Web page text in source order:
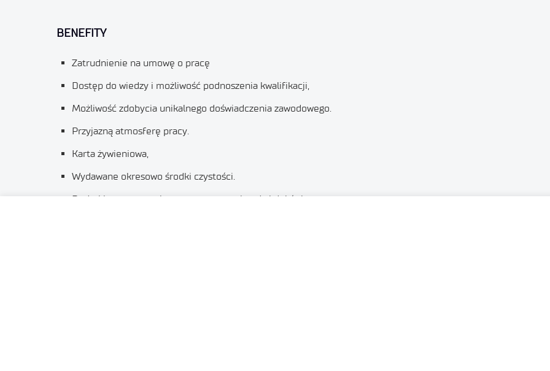
BENEFITY
Zatrudnienie na umowę o pracę
Dostęp do wiedzy i możliwość podnoszenia kwalifikacji,
Możliwość zdobycia unikalnego doświadczenia zawodowego.
Przyjazną atmosferę pracy.
Karta żywieniowa,
Wydawane okresowo środki czystości.
Dodatki za pracę zmianową oraz w weekendy i dni świąteczne.